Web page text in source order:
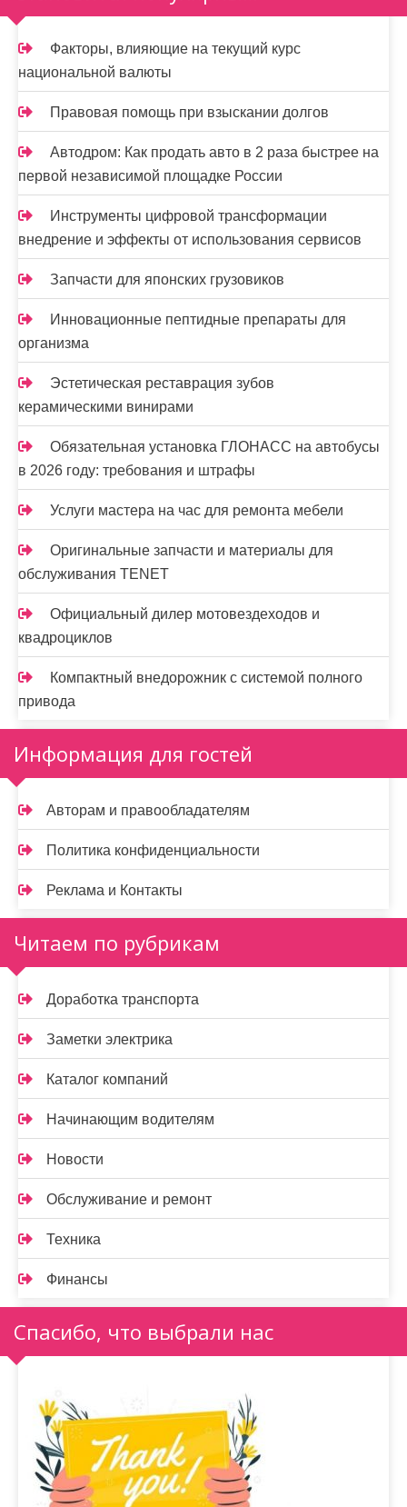
з
а
п
и
с
я
м
Факторы, влияющие на текущий курс
национальной валюты
Правовая помощь при взыскании долгов
Автодром: Как продать авто в 2 раза быстрее на
первой независимой площадке России
Инструменты цифровой трансформации
внедрение и эффекты от использования сервисов
Запчасти для японских грузовиков
Инновационные пептидные препараты для
организма
Эстетическая реставрация зубов
керамическими винирами
Обязательная установка ГЛОНАСС на автобусы
в 2026 году: требования и штрафы
Услуги мастера на час для ремонта мебели
Оригинальные запчасти и материалы для
обслуживания TENET
Официальный дилер мотовездеходов и
квадроциклов
Компактный внедорожник с системой полного
привода
Информация для гостей
Авторам и правообладателям
Политика конфиденциальности
Реклама и Контакты
Читаем по рубрикам
Доработка транспорта
Заметки электрика
Каталог компаний
Начинающим водителям
Новости
Обслуживание и ремонт
Техника
Финансы
Спасибо, что выбрали нас